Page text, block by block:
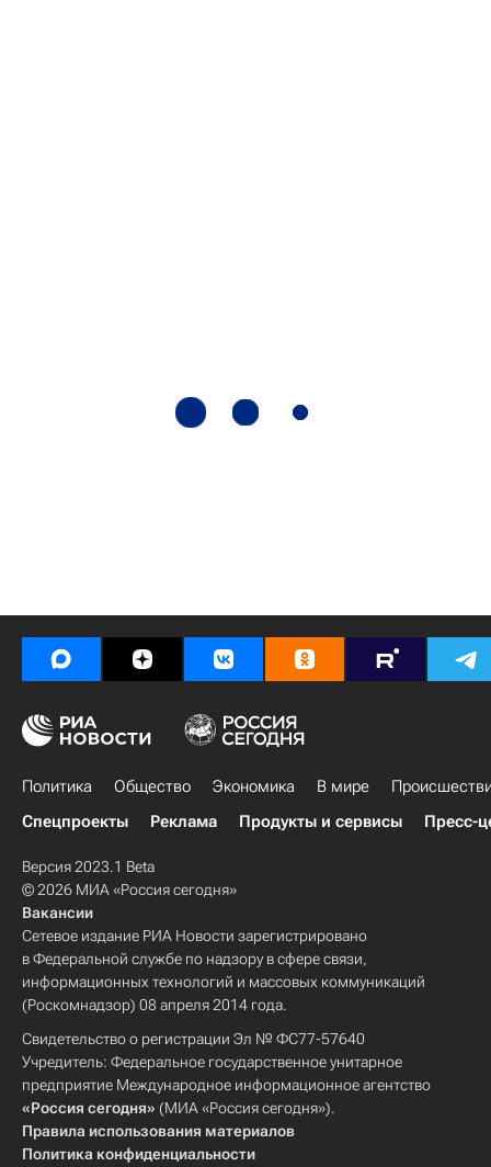
Политика Общество Экономика В мире
Спецпроекты
Реклама Продукты и сервисы Пресс-
Версия 2023.1 Beta
© 2026 МИА «Россия сегодня»
Вакансии
Сетевое издание РИА Новости зарегистрировано
в Федеральной службе по надзору в сфере связи,
информационных технологий и массовых коммуникаций
(Роскомнадзор) 08 апреля 2014 года.
Свидетельство о регистрации Эл № ФС77-57640
Учредитель: Федеральное государственное унитарное
предприятие Международное информационное агентство
«Россия сегодня» (МИА «Россия сегодня»).
Правила использования материалов
Политика конфиденциальности